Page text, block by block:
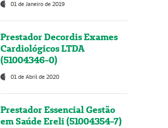
01 de Janeiro de 2019
Prestador Decordis Exames
Cardiológicos LTDA
(51004346-0)
01 de Abril de 2020
Prestador Essencial Gestão
em Saúde Ereli (51004354-7)